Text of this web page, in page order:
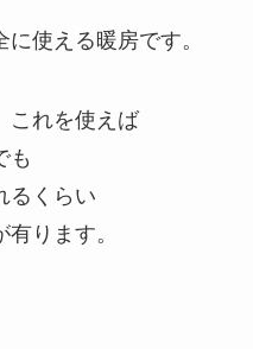
に使える暖房です。
これを使えば
も
るくらい
ります。